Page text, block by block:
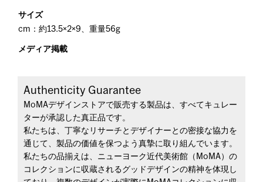
サイズ
cm：約13.5×2×9、重量56g
メディア掲載
Authenticity Guarantee
MoMAデザインストアで販売する製品は、すべてキュレー
ターが承認した真正品です。
私たちは、丁寧なリサーチとデザイナーとの密接な協力を
通じて、製品の価値を保つよう真摯に取り組んでいます。
私たちの品揃えは、ニューヨーク近代美術館（MoMA）の
コレクションに収蔵されるグッドデザインの精神を体現し